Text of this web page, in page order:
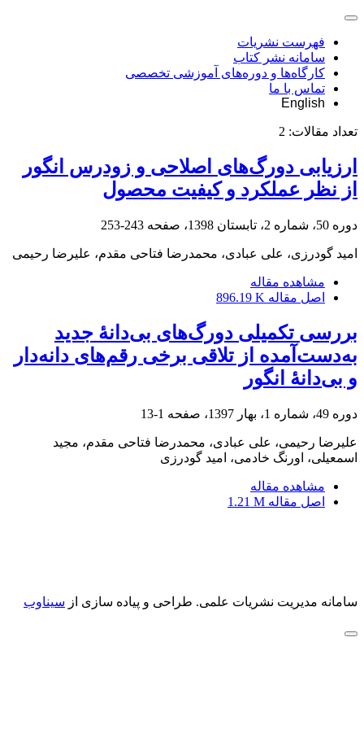
فهرست نشریات
سامانه نشر کتاب
کارگاه‌ها و دوره‌های آموزشی تخصصی
تماس با ما
English
تعداد مقالات: 2
ارزیابی دورگ‌های اصلاحی و زودرس انگور
از نظر عملکرد و کیفیت محصول
دوره 50، شماره 2، تابستان 1398، صفحه 243-253
امید گودرزی، علی عبادی، محمدرضا فتاحی مقدم، علیرضا رحیمی
مشاهده مقاله
اصل مقاله 896.19 K
بررسی تکمیلی دورگ‌های بی‌دانۀ جدید
به‌دست‌آمده از تلاقی برخی رقم‌های دانه‌دار
و بی‌دانۀ انگور
دوره 49، شماره 1، بهار 1397، صفحه 1-13
علیرضا رحیمی، علی عبادی، محمدرضا فتاحی مقدم، مجید
اسمعیلی، اورنگ خادمی، امید گودرزی
مشاهده مقاله
اصل مقاله 1.21 M
سامانه مدیریت نشریات علمی. طراحی و پیاده سازی از سیناوب